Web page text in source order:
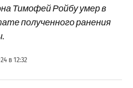
Тимофей Ройбу умер в
полученного ранения
в 12:32